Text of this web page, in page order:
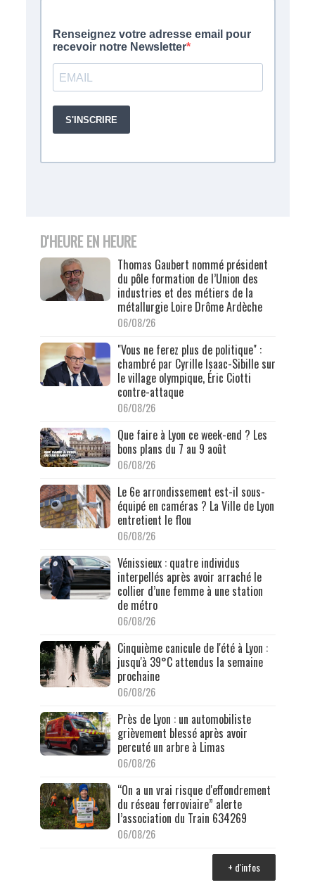
D'HEURE EN HEURE
Thomas Gaubert nommé président
du pôle formation de l’Union des
industries et des métiers de la
métallurgie Loire Drôme Ardèche
06/08/26
"Vous ne ferez plus de politique" :
chambré par Cyrille Isaac-Sibille sur
le village olympique, Éric Ciotti
contre-attaque
06/08/26
Que faire à Lyon ce week-end ? Les
bons plans du 7 au 9 août
06/08/26
Le 6e arrondissement est-il sous-
équipé en caméras ? La Ville de Lyon
entretient le flou
06/08/26
Vénissieux : quatre individus
interpellés après avoir arraché le
collier d’une femme à une station
de métro
06/08/26
Cinquième canicule de l'été à Lyon :
jusqu'à 39°C attendus la semaine
prochaine
06/08/26
Près de Lyon : un automobiliste
grièvement blessé après avoir
percuté un arbre à Limas
06/08/26
“On a un vrai risque d'effondrement
du réseau ferroviaire” alerte
l’association du Train 634269
06/08/26
+ d'infos